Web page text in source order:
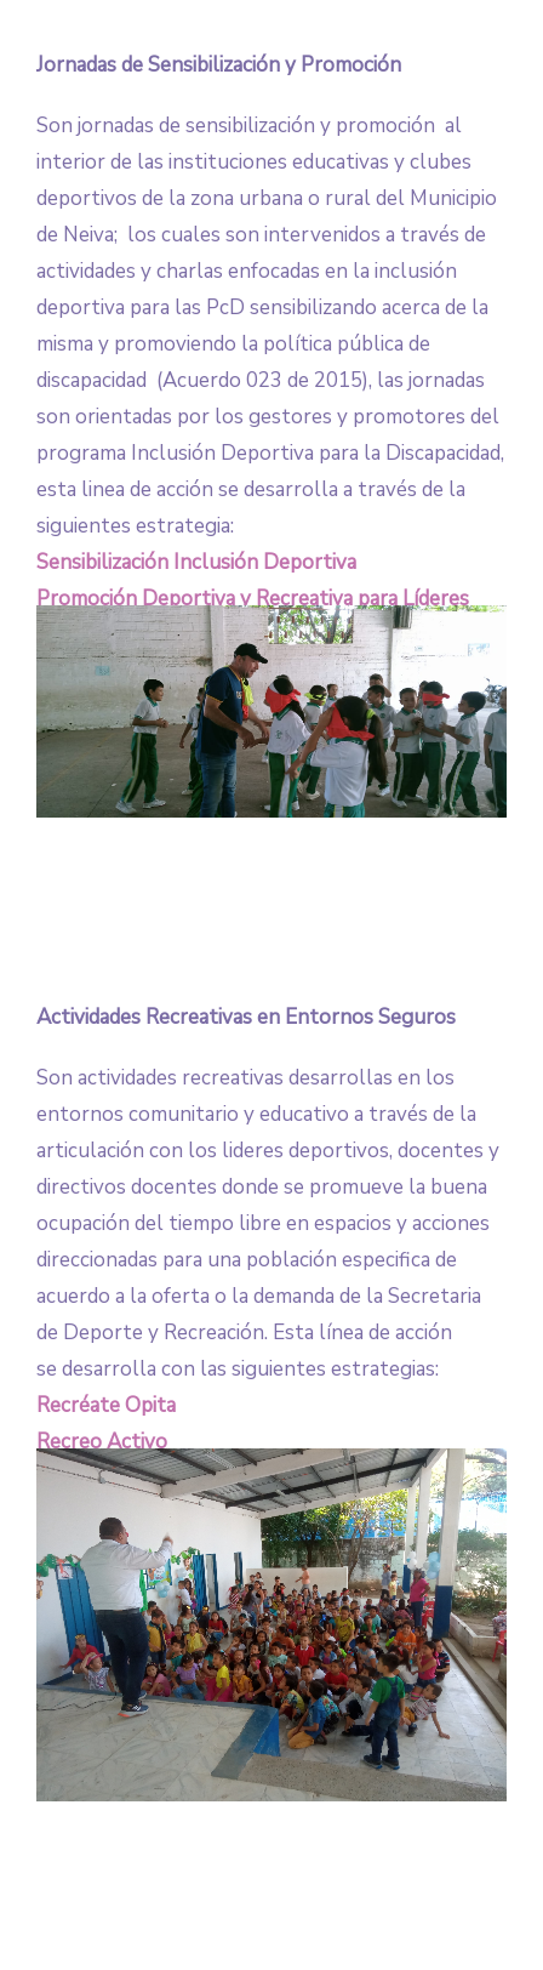
Jornadas de Sensibilización y Promoción
Son jornadas de sensibilización y promoción al
interior de las instituciones educativas y clubes
deportivos de la zona urbana o rural del Municipio
de Neiva; los cuales son intervenidos a través de
actividades y charlas enfocadas en la inclusión
deportiva para las PcD sensibilizando acerca de la
misma y promoviendo la política pública de
discapacidad (Acuerdo 023 de 2015), las jornadas
son orientadas por los gestores y promotores del
programa Inclusión Deportiva para la Discapacidad,
esta linea de acción se desarrolla a través de la
siguientes estrategia:
Sensibilización Inclusión Deportiva
Promoción Deportiva y Recreativa para Líderes
Comunitarios
Actividades Recreativas en Entornos Seguros
Son actividades recreativas desarrollas en los
entornos comunitario y educativo a través de la
articulación con los lideres deportivos, docentes y
directivos docentes donde se promueve la buena
ocupación del tiempo libre en espacios y acciones
direccionadas para una población especifica de
acuerdo a la oferta o la demanda de la Secretaria
de Deporte y Recreación. Esta línea de acción
se desarrolla con las siguientes estrategias:
Recréate Opita
Recreo Activo